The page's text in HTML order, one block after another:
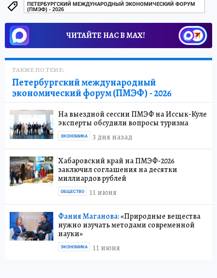
ПЕТЕРБУРГСКИЙ МЕЖДУНАРОДНЫЙ ЭКОНОМИЧЕСКИЙ ФОРУМ
(ПМЭФ) - 2026
ЧИТАЙТЕ НАС В МАХ!
ТАКЖЕ ПО ТЕМЕ:
Петербургский международный
экономический форум (ПМЭФ) - 2026
На выездной сессии ПМЭФ на Иссык-Куле
эксперты обсудили вопросы туризма
3 дня назад
ЭКОНОМИКА
Хабаровский край на ПМЭФ-2026
заключил соглашения на десятки
миллиардов рублей
11 июня
ОБЩЕСТВО
Фания Маганова:«Природные вещества
нужно изучать методами современной
науки»
11 июня
ЭКОНОМИКА